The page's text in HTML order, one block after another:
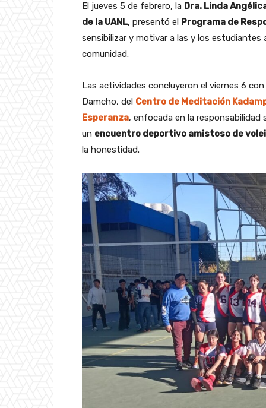
El jueves 5 de febrero, la Dra. Linda
de la UANL, presentó el Programa de
sensibilizar y motivar a las y los estudiantes
comunidad.
Las actividades concluyeron el viernes 6
Damcho, del Centro de Meditación
Esperanza, enfocada en la responsabilidad
un encuentro deportivo amistoso de
la honestidad.